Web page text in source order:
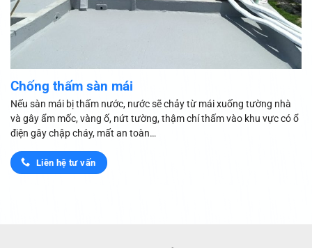
Chống thấm sàn mái
Nếu sàn mái bị thấm nước, nước sẽ chảy từ mái xuống tường nhà
và gây ẩm mốc, vàng ố, nứt tường, thậm chí thấm vào khu vực có ổ
điện gây chập cháy, mất an toàn…
Liên hệ tư vấn